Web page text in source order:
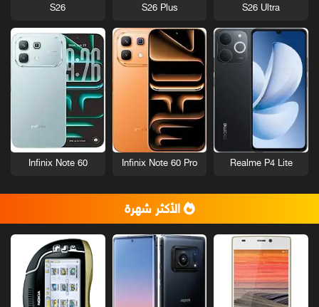
S26 Ultra
S26 Plus
S26
Realme P4 Lite
Infinix Note 60 Pro
Infinix Note 60
الأكثر شهرة